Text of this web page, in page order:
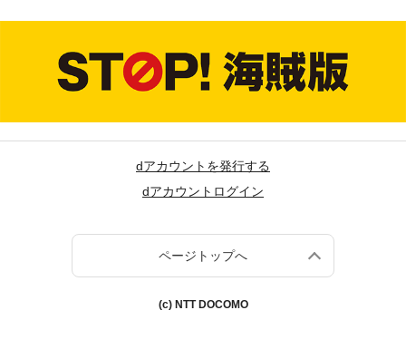
dアカウントを発行する
dアカウントログイン
ページトップへ
(c) NTT DOCOMO